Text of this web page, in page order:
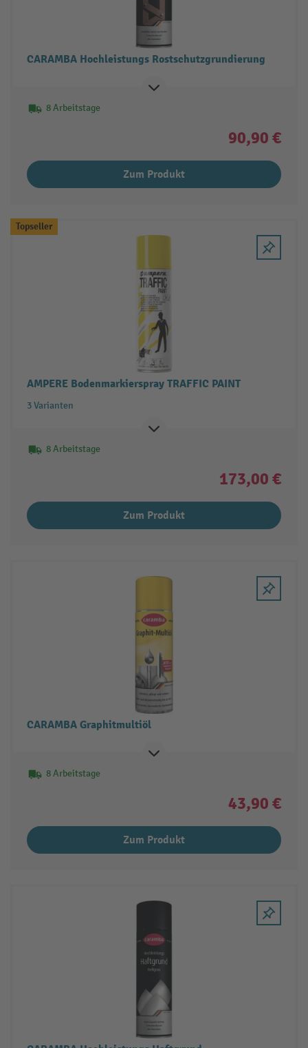
CARAMBA Hochleistungs Rostschutzgrundierung
8 Arbeitstage
90,90 €
Zum Produkt
Topseller
AMPERE Bodenmarkierspray TRAFFIC PAINT
3 Varianten
8 Arbeitstage
173,00 €
Zum Produkt
CARAMBA Graphitmultiöl
8 Arbeitstage
43,90 €
Zum Produkt